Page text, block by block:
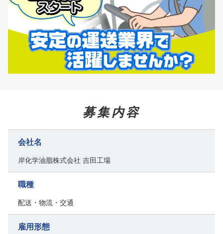
募集内容
会社名
岸化学油脂株式会社 吉田工場
職種
配送・物流・交通
雇用形態